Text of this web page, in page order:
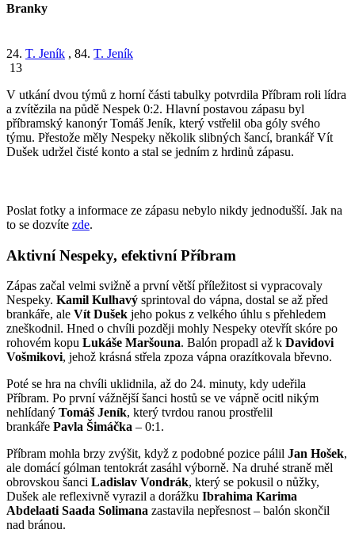
Branky
24. T. Jeník , 84. T. Jeník
13
V utkání dvou týmů z horní části tabulky potvrdila Příbram roli lídra
a zvítězila na půdě Nespek 0:2. Hlavní postavou zápasu byl
příbramský kanonýr Tomáš Jeník, který vstřelil oba góly svého
týmu. Přestože měly Nespeky několik slibných šancí, brankář Vít
Dušek udržel čisté konto a stal se jedním z hrdinů zápasu.
Poslat fotky a informace ze zápasu nebylo nikdy jednodušší. Jak na
to se dozvíte zde.
Aktivní Nespeky, efektivní Příbram
Zápas začal velmi svižně a první větší příležitost si vypracovaly
Nespeky. Kamil Kulhavý sprintoval do vápna, dostal se až před
brankáře, ale Vít Dušek jeho pokus z velkého úhlu s přehledem
zneškodnil. Hned o chvíli později mohly Nespeky otevřít skóre po
rohovém kopu Lukáše Maršouna. Balón propadl až k Davidovi
Vošmikovi, jehož krásná střela zpoza vápna orazítkovala břevno.
Poté se hra na chvíli uklidnila, až do 24. minuty, kdy udeřila
Příbram. Po první vážnější šanci hostů se ve vápně ocitl nikým
nehlídaný Tomáš Jeník, který tvrdou ranou prostřelil
brankáře Pavla Šimáčka – 0:1.
Příbram mohla brzy zvýšit, když z podobné pozice pálil Jan Hošek,
ale domácí gólman tentokrát zasáhl výborně. Na druhé straně měl
obrovskou šanci Ladislav Vondrák, který se pokusil o nůžky,
Dušek ale reflexivně vyrazil a dorážku Ibrahima Karima
Abdelaati Saada Solimana zastavila nepřesnost – balón skončil
nad bránou.